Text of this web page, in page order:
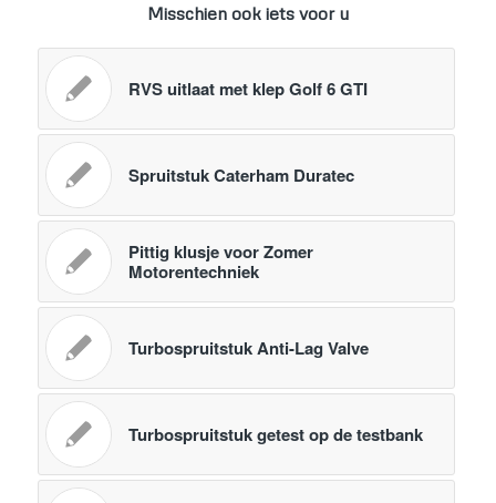
Misschien ook iets voor u
RVS uitlaat met klep Golf 6 GTI
Spruitstuk Caterham Duratec
Pittig klusje voor Zomer
Motorentechniek
Turbospruitstuk Anti-Lag Valve
Turbospruitstuk getest op de testbank